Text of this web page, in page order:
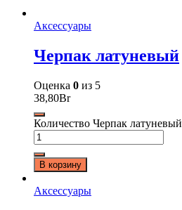
Аксессуары
Черпак латуневый
Оценка 0 из 5
38,80Br
Количество Черпак латуневый
В корзину
Аксессуары